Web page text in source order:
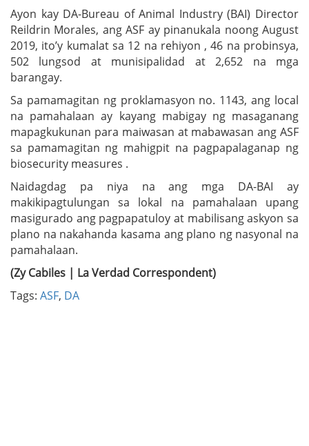
Ayon kay DA-Bureau of Animal Industry (BAI) Director
Reildrin Morales, ang ASF ay pinanukala noong August
2019, ito’y kumalat sa 12 na rehiyon , 46 na probinsya,
502 lungsod at munisipalidad at 2,652 na mga
barangay.
Sa pamamagitan ng proklamasyon no. 1143, ang local
na pamahalaan ay kayang mabigay ng masaganang
mapagkukunan para maiwasan at mabawasan ang ASF
sa pamamagitan ng mahigpit na pagpapalaganap ng
biosecurity measures .
Naidagdag pa niya na ang mga DA-BAI ay
makikipagtulungan sa lokal na pamahalaan upang
masigurado ang pagpapatuloy at mabilisang askyon sa
plano na nakahanda kasama ang plano ng nasyonal na
pamahalaan.
(Zy Cabiles | La Verdad Correspondent)
Tags: ASF, DA